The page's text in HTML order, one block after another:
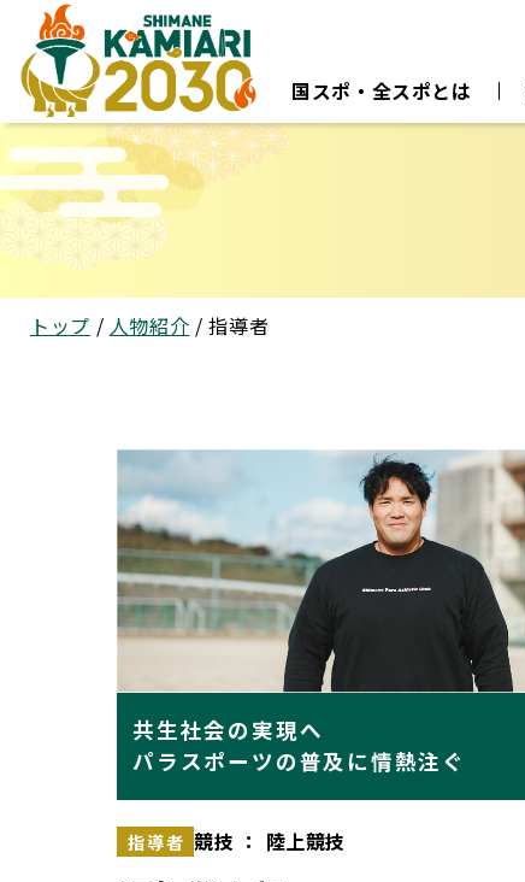
このページの本文へ
国スポ・全スポとは
現
在
トップ / 人物紹介 /指導者
共生社会の実現へ
パラスポーツの普及に情熱注ぐ
指導者 競技 ： 陸上競技